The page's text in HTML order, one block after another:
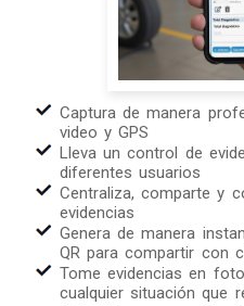
Captura de manera
video y GPS
Lleva un control de
diferentes usuarios
Centraliza, comparte y
evidencias
Genera de manera
QR para compartir con
Tome evidencias en
cualquier situación que